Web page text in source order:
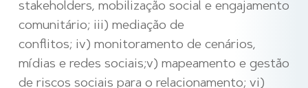
stakeholders, mobilização social e engajamento
comunitário; iii ) mediação de
conflitos; iv) monitoramento de cenários,
mídias e redes sociais;v) mapeamento e gestão
de riscos sociais para o relacionamento; vi)